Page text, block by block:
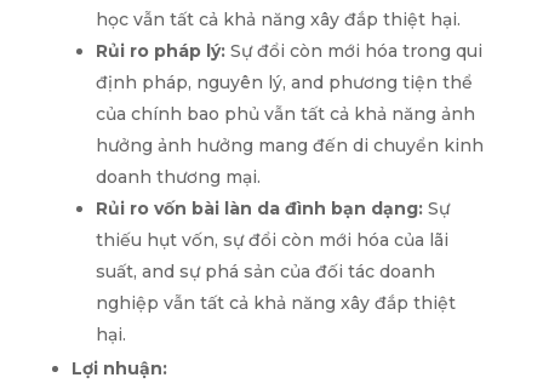
học vẫn tất cả khả năng xây đắp thiệt hại.
Rủi ro pháp lý:Sự đổi còn mới hóa trong qui
định pháp, nguyên lý, and phương tiện thể
của chính bao phủ vẫn tất cả khả năng ảnh
hưởng ảnh hưởng mang đến di chuyển kinh
doanh thương mại.
Rủi ro vốn bài làn da đình bạn dạng:Sự
thiếu hụt vốn, sự đổi còn mới hóa của lãi
suất, and sự phá sản của đối tác doanh
nghiệp vẫn tất cả khả năng xây đắp thiệt
hại.
Lợi nhuận: